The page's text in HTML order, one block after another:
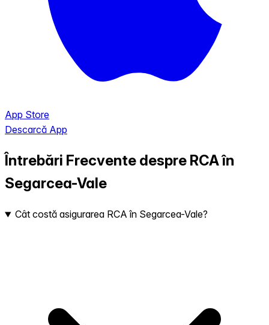
App Store
Descarcă App
Întrebări Frecvente despre RCA în
Segarcea-Vale
Cât costă asigurarea RCA în Segarcea-Vale?